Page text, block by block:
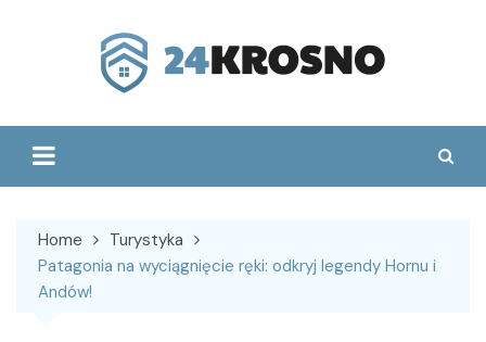
Home
Turystyka
Patagonia na wyciągnięcie ręki: odkryj legendy Hornu i
Andów!